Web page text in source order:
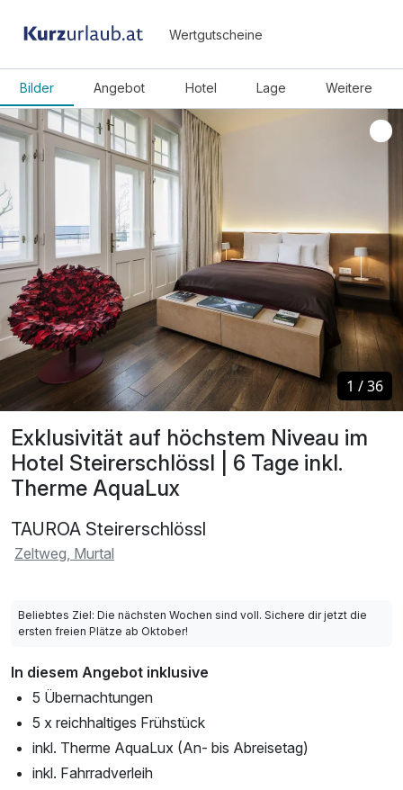
Wertgutscheine
Bilder Angebot Hotel Lage Weitere
Exklusivität auf höchstem Niveau im
Hotel Steirerschlössl | 6 Tage inkl.
Therme AquaLux
TAUROA Steirerschlössl
Zeltweg, Murtal
1 /36
1 /36
Beliebtes Ziel: Die nächsten Wochen sind voll. Sichere dir jetzt die
ersten freien Plätze ab Oktober!
In diesem Angebot inklusive
5 Übernachtungen
5 x reichhaltiges Frühstück
inkl. Therme AquaLux (An- bis Abreisetag)
inkl. Fahrradverleih